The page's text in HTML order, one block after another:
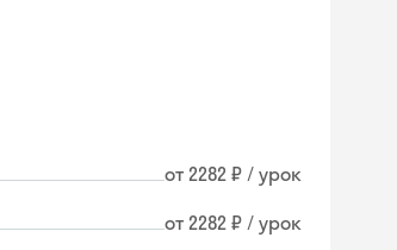
от 2282 ₽ / урок
от 2282 ₽ / урок